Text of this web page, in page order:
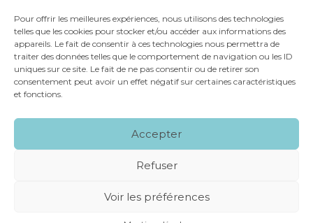
Pour offrir les meilleures expériences, nous utilisons des technologies
telles que les cookies pour stocker et/ou accéder aux informations des
appareils. Le fait de consentir à ces technologies nous permettra de
traiter des données telles que le comportement de navigation ou les ID
uniques sur ce site. Le fait de ne pas consentir ou de retirer son
consentement peut avoir un effet négatif sur certaines caractéristiques
et fonctions.
Accepter
Refuser
Voir les préférences
FaceBook
TwitterLinkedIn
Footer
NOS SERVICES
NOS SPÉCIALITÉS
RECRUTEMENT CONTACT
MENTIONS LÉGALES PLAN DU SITE
CONCEPTION ET RÉALISATION CLASSE 7